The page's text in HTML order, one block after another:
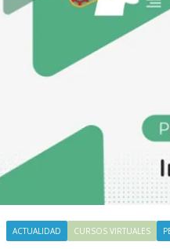
ACTUALIDAD CURSOS VIRTUALES